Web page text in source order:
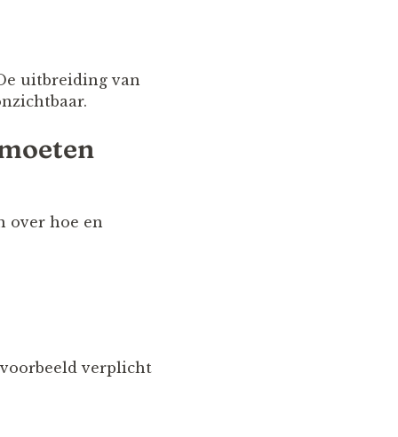
uitbreiding van
over hoe en
verplicht